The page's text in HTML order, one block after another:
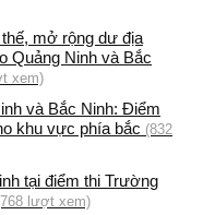
mở rộng dư địa
Quảng Ninh và Bắc
xem)
và Bắc Ninh: Điểm
khu vực phía bắc (832
tại điểm thi Trường
lượt xem)